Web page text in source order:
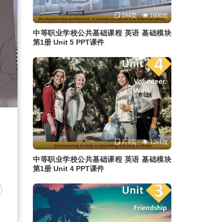
194页 1600次
中等职业学校公共基础课程 英语 基础模块
第1册 Unit 5 PPT课件
179页 1261次
中等职业学校公共基础课程 英语 基础模块
第1册 Unit 4 PPT课件